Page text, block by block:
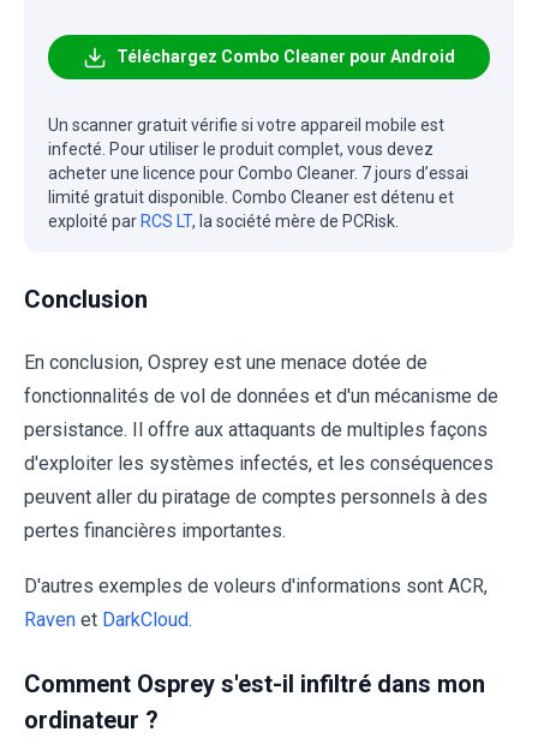
Téléchargez Combo Cleaner pour Android
Un scanner gratuit vérifie si votre appareil mobile est
infecté. Pour utiliser le produit complet, vous devez
acheter une licence pour Combo Cleaner. 7 jours d’essai
limité gratuit disponible. Combo Cleaner est détenu et
exploité par RCS LT, la société mère de PCRisk.
Conclusion
En conclusion, Osprey est une menace dotée de
fonctionnalités de vol de données et d'un mécanisme de
persistance. Il offre aux attaquants de multiples façons
d'exploiter les systèmes infectés, et les conséquences
peuvent aller du piratage de comptes personnels à des
pertes financières importantes.
D'autres exemples de voleurs d'informations sont ACR,
Raven et DarkCloud.
Comment Osprey s'est-il infiltré dans mon
ordinateur ?